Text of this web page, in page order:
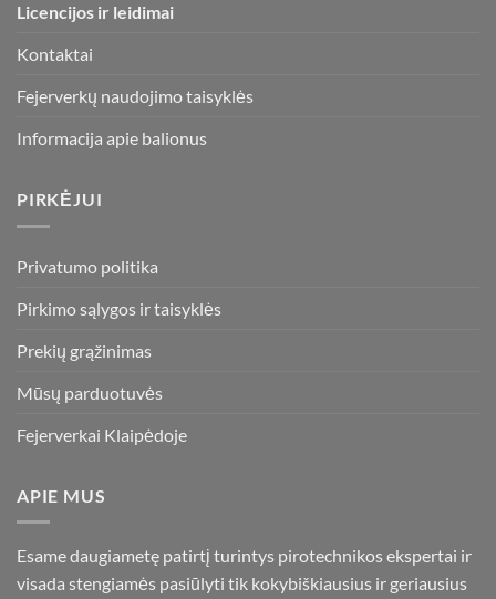
Licencijos ir leidimai
Kontaktai
Fejerverkų naudojimo taisyklės
Informacija apie balionus
PIRKĖJUI
Privatumo politika
Pirkimo sąlygos ir taisyklės
Prekių grąžinimas
Mūsų parduotuvės
Fejerverkai Klaipėdoje
APIE MUS
Esame daugiametę patirtį turintys pirotechnikos ekspertai ir
visada stengiamės pasiūlyti tik kokybiškiausius ir geriausius